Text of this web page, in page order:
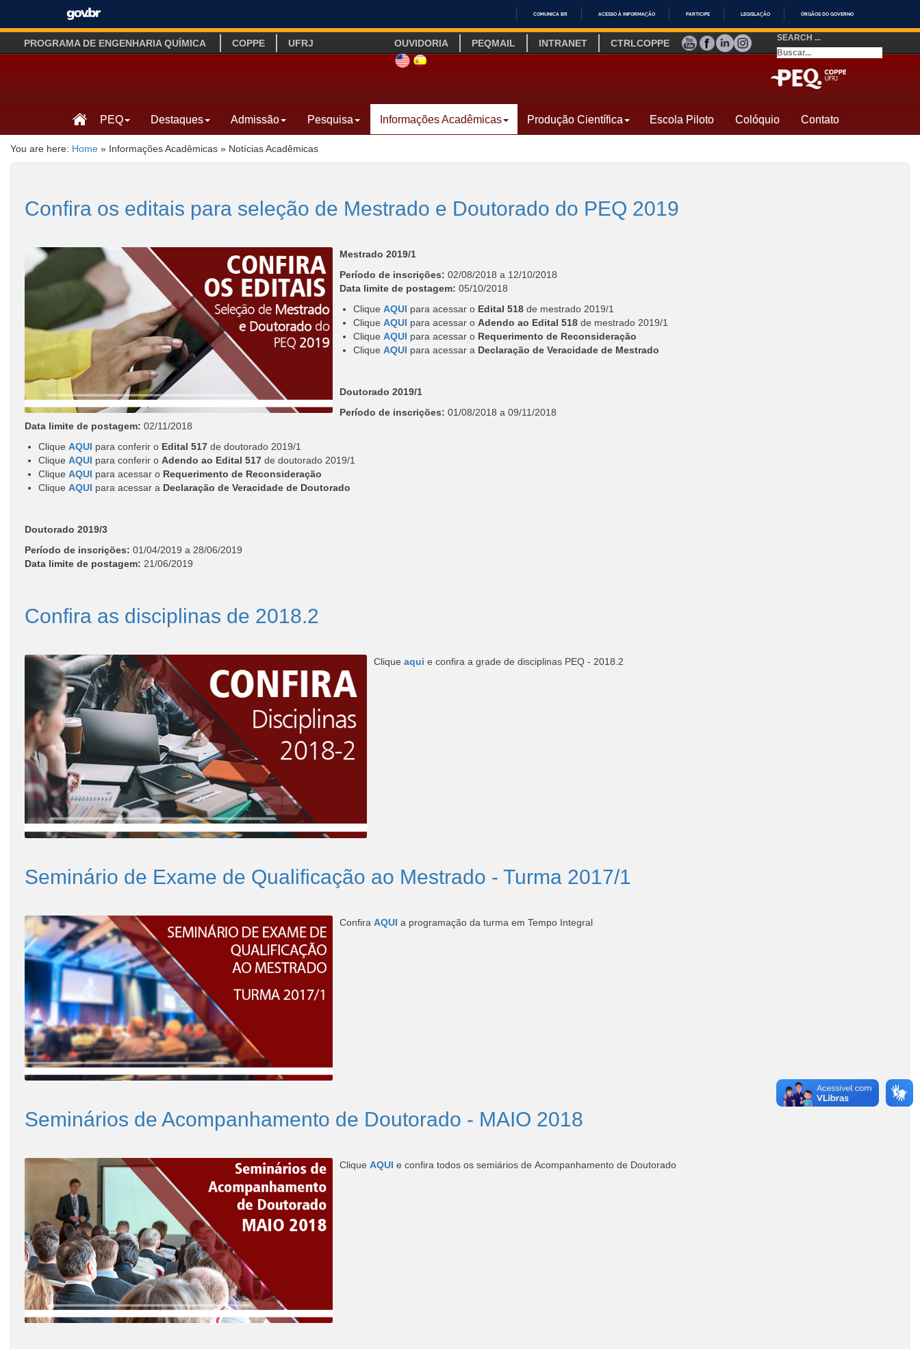
IR
O
COMUNICA BR ACESSO À INFORMAÇÃO PARTICIPE LEGISLAÇÃO ÓRGÃOS DO GOVERNO
PROGRAMA DE ENGENHARIA QUÍMICA COPPE UFRJ OUVIDORIA PEQMAIL INTRANET CTRLCOPPE YOUTUBE
FACEBOOK
LINKEDIN
INSTAGRAM
SITE INGLÊS
LINK SITE ESPANHOL
SEARCH ...
PEQ Destaques Admissão Pesquisa Informações Acadêmicas Produção Científica Escola Piloto Colóquio Contato
You are here: Home » Informações Acadêmicas » Notícias Acadêmicas
Confira os editais para seleção de Mestrado e Doutorado do PEQ 2019
Mestrado 2019/1
Período de inscrições: 02/08/2018 a 12/10/2018
Data limite de postagem: 05/10/2018
Clique AQUI para acessar o Edital 518 de mestrado 2019/1
Clique AQUI para acessar o Adendo ao Edital 518 de mestrado 2019/1
Clique AQUI para acessar o Requerimento de Reconsideração
Clique AQUI para acessar a Declaração de Veracidade de Mestrado
Doutorado 2019/1
Período de inscrições: 01/08/2018 a 09/11/2018
Data limite de postagem: 02/11/2018
Clique AQUI para conferir o Edital 517 de doutorado 2019/1
Clique AQUI para conferir o Adendo ao Edital 517 de doutorado 2019/1
Clique AQUI para acessar o Requerimento de Reconsideração
Clique AQUI para acessar a Declaração de Veracidade de Doutorado
Doutorado 2019/3
Período de inscrições: 01/04/2019 a 28/06/2019
Data limite de postagem: 21/06/2019
Confira as disciplinas de 2018.2
Clique aqui e confira a grade de disciplinas PEQ - 2018.2
Seminário de Exame de Qualificação ao Mestrado - Turma 2017/1
Confira AQUI a programação da turma em Tempo Integral
Seminários de Acompanhamento de Doutorado - MAIO 2018
Clique AQUI e confira todos os semiários de Acompanhamento de Doutorado